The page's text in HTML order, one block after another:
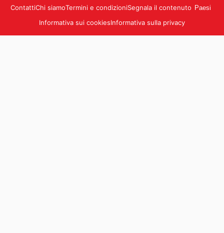
ContattiChi siamoTermini e condizioniSegnala il contenuto Paesi
Informativa sui cookiesInformativa sulla privacy